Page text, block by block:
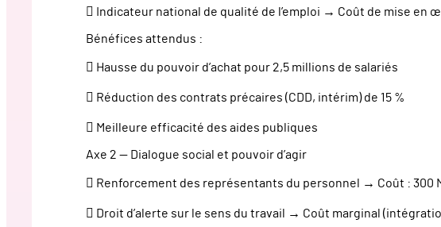
 Indicateur national de qualité de l’emploi → Coût de mise en
Bénéfices attendus :
 Hausse du pouvoir d’achat pour 2,5 millions de salariés
 Réduction des contrats précaires (CDD, intérim) de 15 %
 Meilleure efficacité des aides publiques
Axe 2 — Dialogue social et pouvoir d’agir
 Renforcement des représentants du personnel → Coût : 300
 Droit d’alerte sur le sens du travail → Coût marginal